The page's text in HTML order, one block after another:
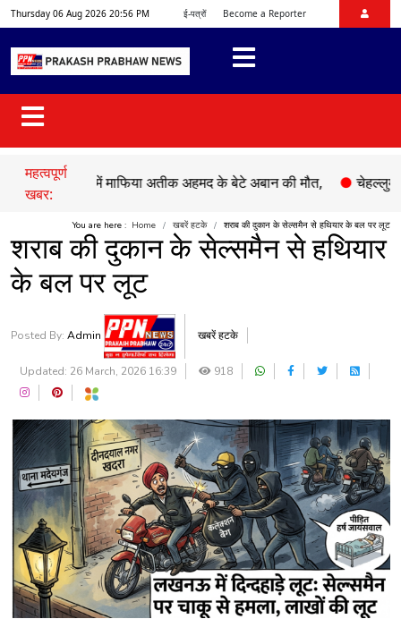
Thursday 06 Aug 2026 20:56 PM ई-पत्रों Become a Reporter
महत्वपूर्ण
खबर:
हादसे में माफिया अतीक अहमद के बेटे अबान की मौत, ●चेहल्लुम पर
You are here : Home खबरें हटके शराब की दुकान के सेल्समैन से हथियार के बल पर लूट
शराब की दुकान के सेल्समैन से हथियार
के बल पर लूट
Posted By: Admin खबरें हटके
Updated: 26 March, 2026 16:39 918